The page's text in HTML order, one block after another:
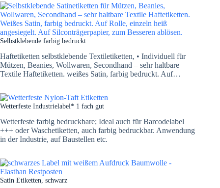
Selbstklebende farbig bedruckt
Haftetiketten selbstklebende Textiletiketten, • Individuell für
Mützen, Beanies, Wollwaren, Secondhand – sehr haltbare
Textile Haftetiketten. weißes Satin, farbig bedruckt. Auf…
Wetterfeste Industrielabel* 1 fach gut
Wetterfeste farbig bedruckbare; Ideal auch für Barcodelabel
+++ oder Waschetiketten, auch farbig bedruckbar. Anwendung
in der Industrie, auf Baustellen etc.
Satin Etiketten, schwarz